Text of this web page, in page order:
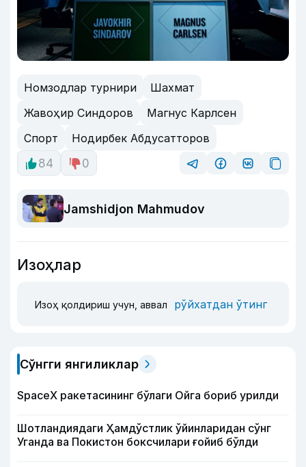
Номзодлар турнири
Шахмат
Жавоҳир Синдоров
Магнус Карлсен
Спорт
Нодирбек Абдусатторов
84
0
Jamshidjon Mahmudov
Изоҳлар
Изоҳ қолдириш учун, аввал рўйхатдан ўтинг
Сўнгги янгиликлар
SpaceX ракетасининг бўлаги Ойга бориб урилди
Шотландиядаги Ҳамдўстлик ўйинларидан сўнг
Уганда ва Покистон боксчилари ғойиб бўлди